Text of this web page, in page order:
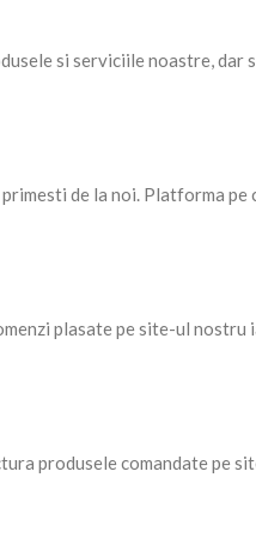
si serviciile noastre, dar
de la noi. Platforma
plasate pe site-ul
produsele comandate pe